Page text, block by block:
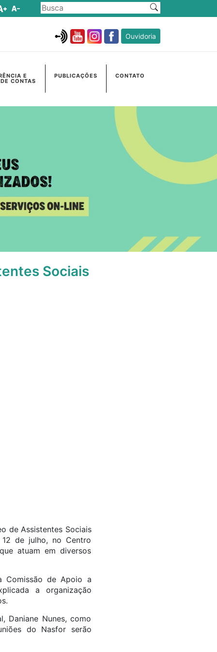
Ouvidoria
E
CONTAS
PUBLICAÇÕES CONTATO
Sociais
de Assistentes Sociais
de julho, no Centro
atuam em diversos
Comissão de Apoio a
a organização
Daniane Nunes, como
do Nasfor serão